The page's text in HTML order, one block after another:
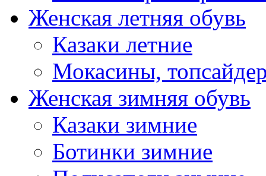
Женская летняя обувь
Казаки летние
Мокасины,
Женская зимняя обувь
Казаки зимние
Ботинки зимние